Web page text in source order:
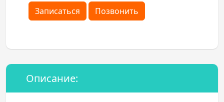
Записаться Позвонить
Описание: